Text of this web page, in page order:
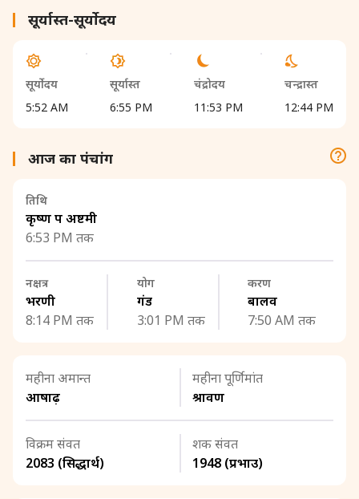
सूर्यास्त-सूर्योदय
सूर्योदय
5:52 AM
सूर्यास्त
6:55 PM
चंद्रोदय
11:53 PM
चन्द्रास्त
12:44 PM
आज का पंचांग
तिथि
कृष्ण पक्ष अष्टमी
6:53 PM तक
नक्षत्र
भरणी
8:14 PM तक
योग
गंड
3:01 PM तक
करण
बालव
7:50 AM तक
महीना अमान्त
आषाढ़
महीना पूर्णिमांत
श्रावण
विक्रम संवत
2083 (सिद्धार्थ)
शक संवत
1948 (प्रभाउ)